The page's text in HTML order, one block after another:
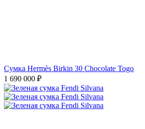
Сумка Hermès Birkin 30 Chocolate Togo
1 690 000 ₽